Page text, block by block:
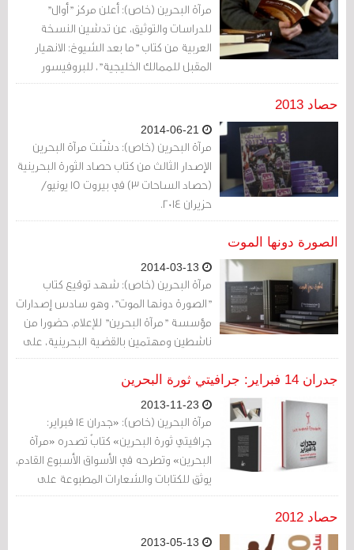
مرآة البحرين (خاص): أعلن مركز "أوال"
للدراسات والتوثيق، عن تدشين النسخة
العربية من كتاب "ما بعد الشيوخ: الانهيار
المقبل للممالك الخليجية"، للبروفيسور
كريستوفر ديفيدسون.
حصاد 2013
مرآة البحرين (خاص): دشّنت مرآة البحرين
الإصدار الثالث من كتاب حصاد الثورة البحرينية
(حصاد الساحات 3) في بيروت 15 يونيو/
حزيران 2014.
الصورة دونها الموت
مرآة البحرين (خاص): شهد توقيع كتاب
"الصورة دونها الموت"، وهو سادس إصدارات
مؤسسة "مرآة البحرين" للإعلام، حضورا من
ناشطين ومهتمين بالقضية البحرينية، على
هامش الدورة 25 لمجلس حقوق الإنسان،
في جنيف.
جدران 14 فبراير: جرافيتي ثورة البحرين
مرآة البحرين (خاص): «جدران 14 فبراير:
جرافيتي ثورة البحرين» كتابٌ تصدره «مرآة
البحرين» وتطرحه في الأسواق الأسبوع القادم،
يوثق للكتابات والشعارات المطبوعة على
الجدران منذ انطلاق الثورة.
حصاد 2012